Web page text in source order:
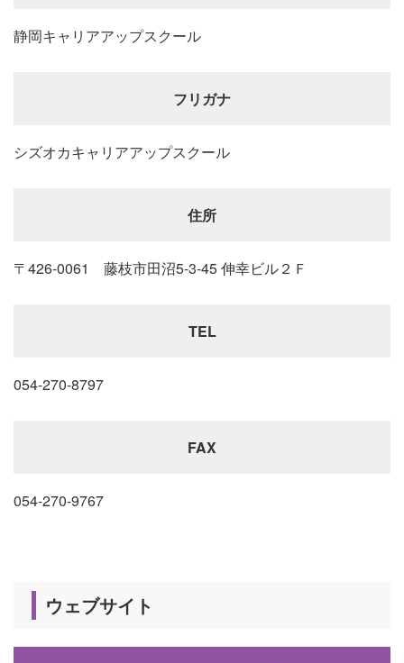
静岡キャリアアップスクール
フリガナ
シズオカキャリアアップスクール
住所
〒426-0061 藤枝市田沼5-3-45 伸幸ビル２Ｆ
TEL
054-270-8797
FAX
054-270-9767
ウェブサイト